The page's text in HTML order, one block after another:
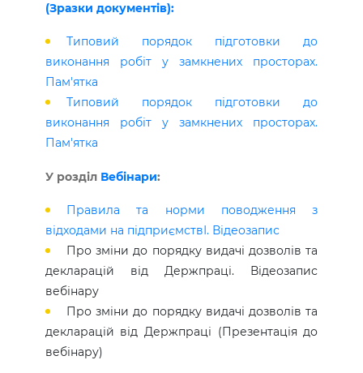
(Зразки документів):
Типовий порядок підготовки до
виконання робіт у замкнених просторах.
Пам'ятка
Типовий порядок підготовки до
виконання робіт у замкнених просторах.
Пам'ятка
У розділ Вебінари:
Правила та норми поводження з
відходами на підприємствІ. Відеозапис
Про зміни до порядку видачі дозволів та
декларацій від Держпраці. Відеозапис
вебінару
Про зміни до порядку видачі дозволів та
декларацій від Держпраці (Презентація до
вебінару)